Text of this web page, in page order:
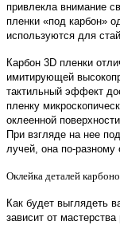
привлекла внимание
пленки «под карбон»
используются для
Карбон 3D пленки
имитирующей
тактильный эффект
пленку
оклеенной
При взгляде на нее
лучей, она по-разному
Оклейка деталей
Как будет выглядеть
зависит от